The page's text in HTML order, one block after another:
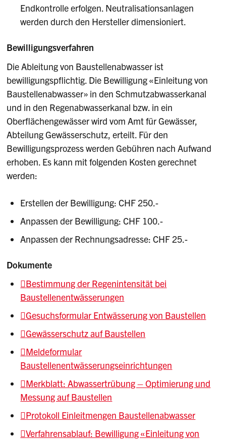
Endkontrolle erfolgen. Neutralisationsanlagen
werden durch den Hersteller dimensioniert.
Bewilligungsverfahren
Die Ableitung von Baustellenabwasser ist
bewilligungspflichtig. Die Bewilligung «Einleitung von
Baustellenabwasser» in den Schmutzabwasserkanal
und in den Regenabwasserkanal bzw. in ein
Oberflächengewässer wird vom Amt für Gewässer,
Abteilung Gewässerschutz, erteilt. Für den
Bewilligungsprozess werden Gebühren nach Aufwand
erhoben. Es kann mit folgenden Kosten gerechnet
werden:
Erstellen der Bewilligung: CHF 250.-
Anpassen der Bewilligung: CHF 100.-
Anpassen der Rechnungsadresse: CHF 25.-
Dokumente
Bestimmung der Regenintensität bei
Baustellenentwässerungen
Gesuchsformular Entwässerung von Baustellen
Gewässerschutz auf Baustellen
Meldeformular
Baustellenentwässerungseinrichtungen
Merkblatt: Abwassertrübung – Optimierung und
Messung auf Baustellen
Protokoll Einleitmengen Baustellenabwasser
Verfahrensablauf: Bewilligung «Einleitung von